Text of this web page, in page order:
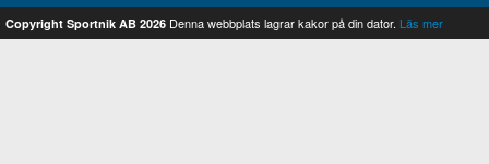
Copyright Sportnik AB 2026 Denna webbplats lagrar kakor på din dator. Läs mer